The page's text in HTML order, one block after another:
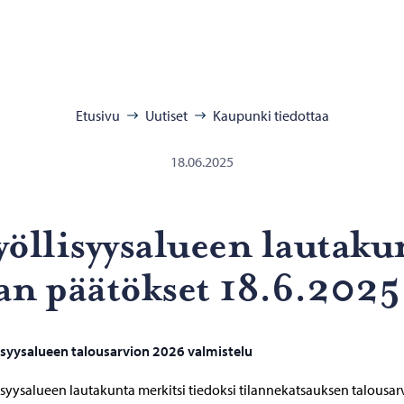
Etusivu Uutiset Kaupunki tiedottaa
18.06.2025
pää­tök­set
talousarvion 2026 valmistelu
lautakunta merkitsi tiedoksi tilannekatsauksen